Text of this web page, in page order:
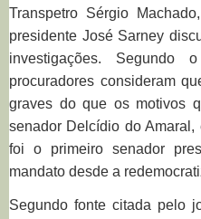
Transpetro Sérgio
presidente José Sarney
investigações. Segundo
procuradores consideram
graves do que os motivos
senador Delcídio do
foi o primeiro senador
mandato desde a
Segundo fonte citada pelo